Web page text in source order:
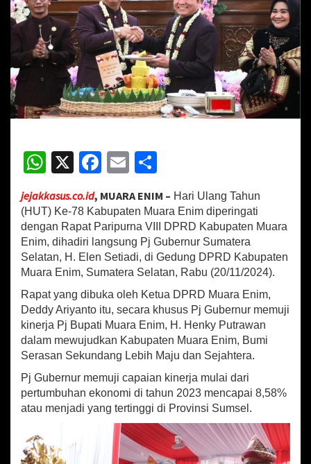
r
a
E
i
m
,
P
j
b
e
u
r
u
m
s
l
P
u
j
i
i
n
e
W
h
at
sA
p
p
X
Fa
b
o
o
k
E
ai
l
ar
e
jejakkasus.co.id, MUARA ENIM – Hari Ulang Tahun
(HUT) Ke-78 Kabupaten Muara Enim diperingati
dengan Rapat Paripurna VIII DPRD Kabupaten Muara
Enim, dihadiri langsung Pj Gubernur Sumatera
Selatan, H. Elen Setiadi, di Gedung DPRD Kabupaten
Muara Enim, Sumatera Selatan, Rabu (20/11/2024).
Rapat yang dibuka oleh Ketua DPRD Muara Enim,
Deddy Ariyanto itu, secara khusus Pj Gubernur memuji
kinerja Pj Bupati Muara Enim, H. Henky Putrawan
dalam mewujudkan Kabupaten Muara Enim, Bumi
Serasan Sekundang Lebih Maju dan Sejahtera.
Pj Gubernur memuji capaian kinerja mulai dari
pertumbuhan ekonomi di tahun 2023 mencapai 8,58%
atau menjadi yang tertinggi di Provinsi Sumsel.